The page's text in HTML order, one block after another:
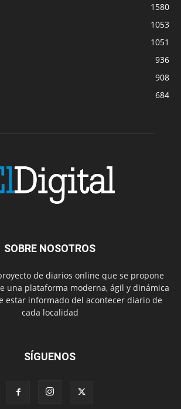
1580
1053
1051
936
908
684
SOBRE NOSOTROS
de diarios online que se propone
una plataforma moderna, ágil y dinámica
estar informado del acontecer diario de
cada localidad
SÍGUENOS